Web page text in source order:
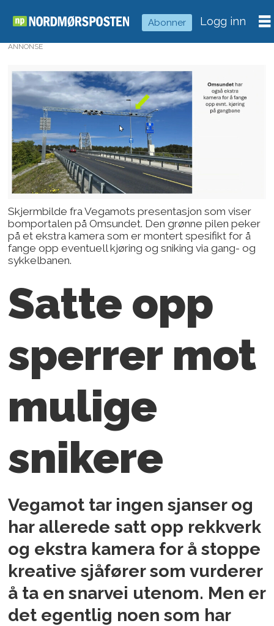
Abonner Logg inn
ANNONSE
Skjermbilde fra Vegamots presentasjon som viser
bomportalen på Omsundet. Den grønne pilen peker
på et ekstra kamera som er montert spesifikt for å
fange opp eventuell kjøring og sniking via gang- og
sykkelbanen.
Satte opp
sperrer mot
mulige
snikere
Vegamot tar ingen sjanser og
har allerede satt opp rekkverk
og ekstra kamera for å stoppe
kreative sjåfører som vurderer
å ta en snarvei utenom. Men er
det egentlig noen som har